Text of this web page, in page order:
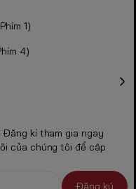
1)
4)
kí tham gia ngay
của chúng tôi để cập
Đăng ký